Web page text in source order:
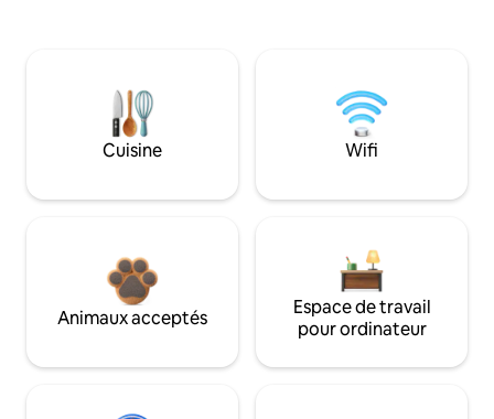
Cuisine Wifi
Animaux acceptés
Espace de travail
pour ordinateur